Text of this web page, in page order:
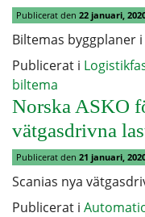
Publicerat den 22 januari,
Biltemas byggplaner
Publicerat i
biltema
Norska ASKO
vätgasdrivna
Publicerat den 21 januari,
Scanias nya
Publicerat i